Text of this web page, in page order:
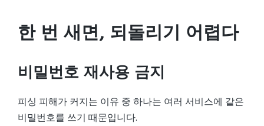
한 번 새면, 되돌리기 어렵다
비밀번호 재사용 금지
피싱 피해가 커지는 이유 중 하나는 여러 서비스에 같은
비밀번호를 쓰기 때문입니다.